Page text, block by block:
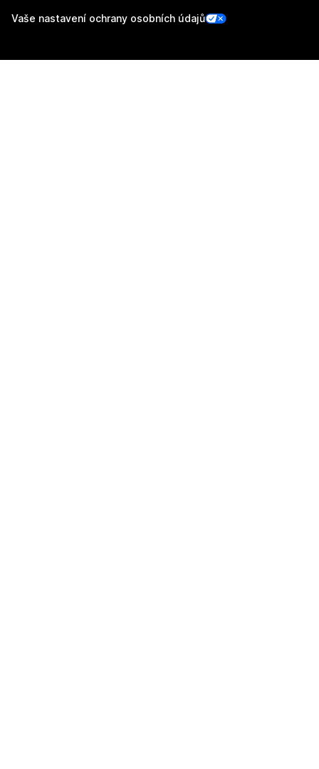
Vaše nastavení ochrany osobních údajů